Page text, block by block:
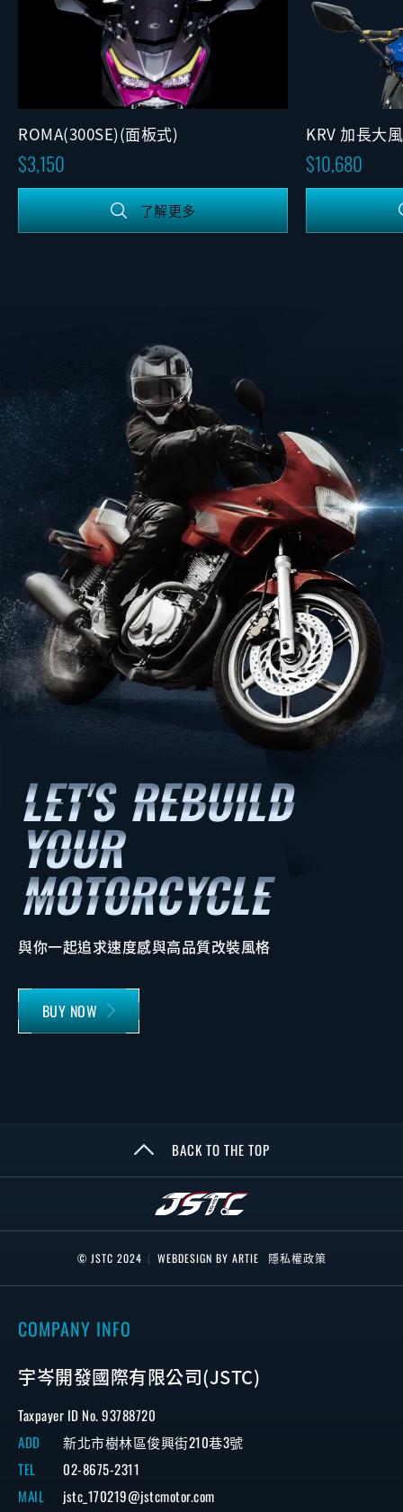
ROMA(300SE)(面板式)
3,150
了解更多
KRV 加長大
版)10,680
與你一起追求速度感與高品質改裝風格
BUY NOW
BACK TO THE TOP
© JSTC 2024 | WEBDESIGN BY ARTIE 隱私權政策
COMPANY INFO
宇岑開發國際有限公司(JSTC)
Taxpayer ID No. 93788720
ADD
新北市樹林區俊興街210巷3號
TEL
02-8675-2311
MAIL
jstc_170219@jstcmotor.com